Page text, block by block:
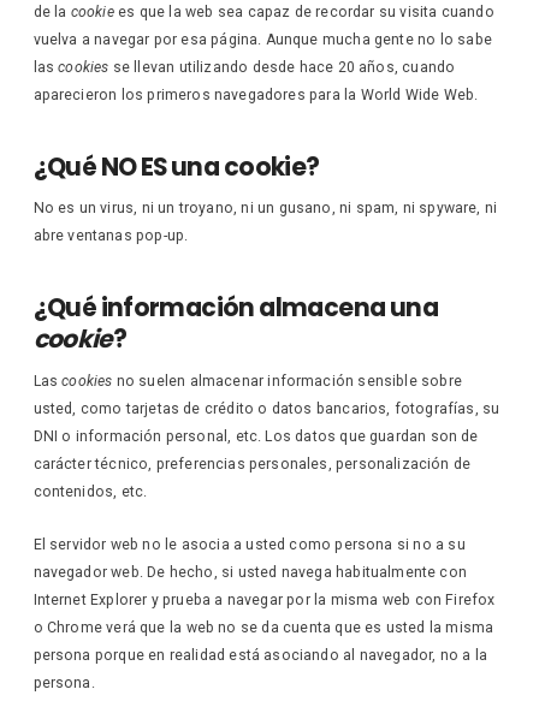
de la cookiees que la web sea capaz de recordar su visita cuando
vuelva a navegar por esa página. Aunque mucha gente no lo sabe
lascookies se llevan utilizando desde hace 20 años, cuando
aparecieron los primeros navegadores para la World Wide Web.
¿Qué NO ES una cookie?
No es un virus, ni un troyano, ni un gusano, ni spam, ni spyware, ni
abre ventanas pop-up.
¿Qué información almacena una
cookie?
Lascookies no suelen almacenar información sensible sobre
usted, como tarjetas de crédito o datos bancarios, fotografías, su
DNI o información personal, etc. Los datos que guardan son de
carácter técnico, preferencias personales, personalización de
contenidos, etc.
El servidor web no le asocia a usted como persona si no a su
navegador web. De hecho, si usted navega habitualmente con
Internet Explorer y prueba a navegar por la misma web con Firefox
o Chrome verá que la web no se da cuenta que es usted la misma
persona porque en realidad está asociando al navegador, no a la
persona.